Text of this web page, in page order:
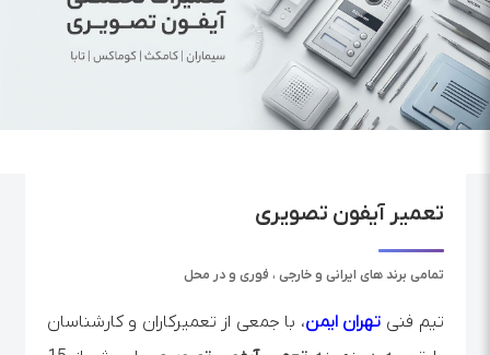
تعمیر آیفون تصویری
تمامی برند های ایرانی و خارجی ، فوری و در محل
تیم فنی تهران ایمن، با جمعی از تعمیرکاران و کارشناسان